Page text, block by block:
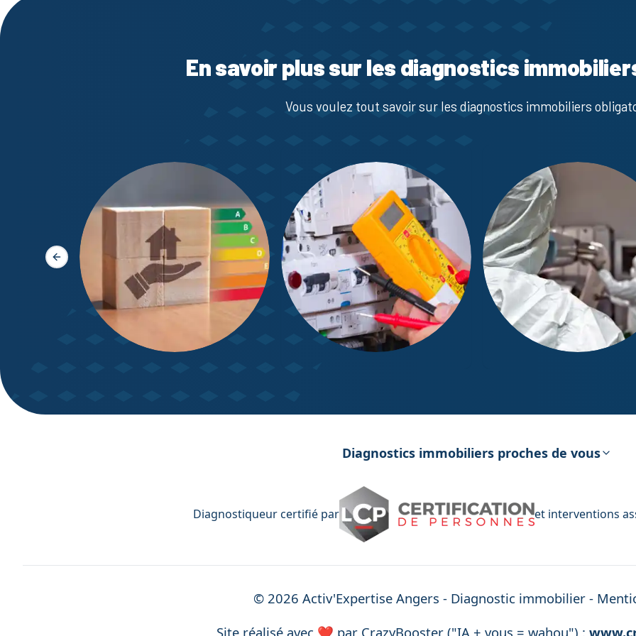
En savoir plus sur les diagnostics
Vous voulez tout savoir sur les diagnostics immobiliers
Slide précédente
Diagnostics immobiliers proches de vous
Diagnostiqueur certifié par et interventions
© 2026 Activ'Expertise Angers - Diagnostic immobilier -
Site réalisé avec ❤️ par CrazyBooster ("IA + vous = wahou") :